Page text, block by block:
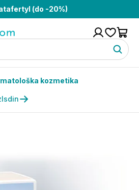
(do -20%)
kozmetika
Isdin